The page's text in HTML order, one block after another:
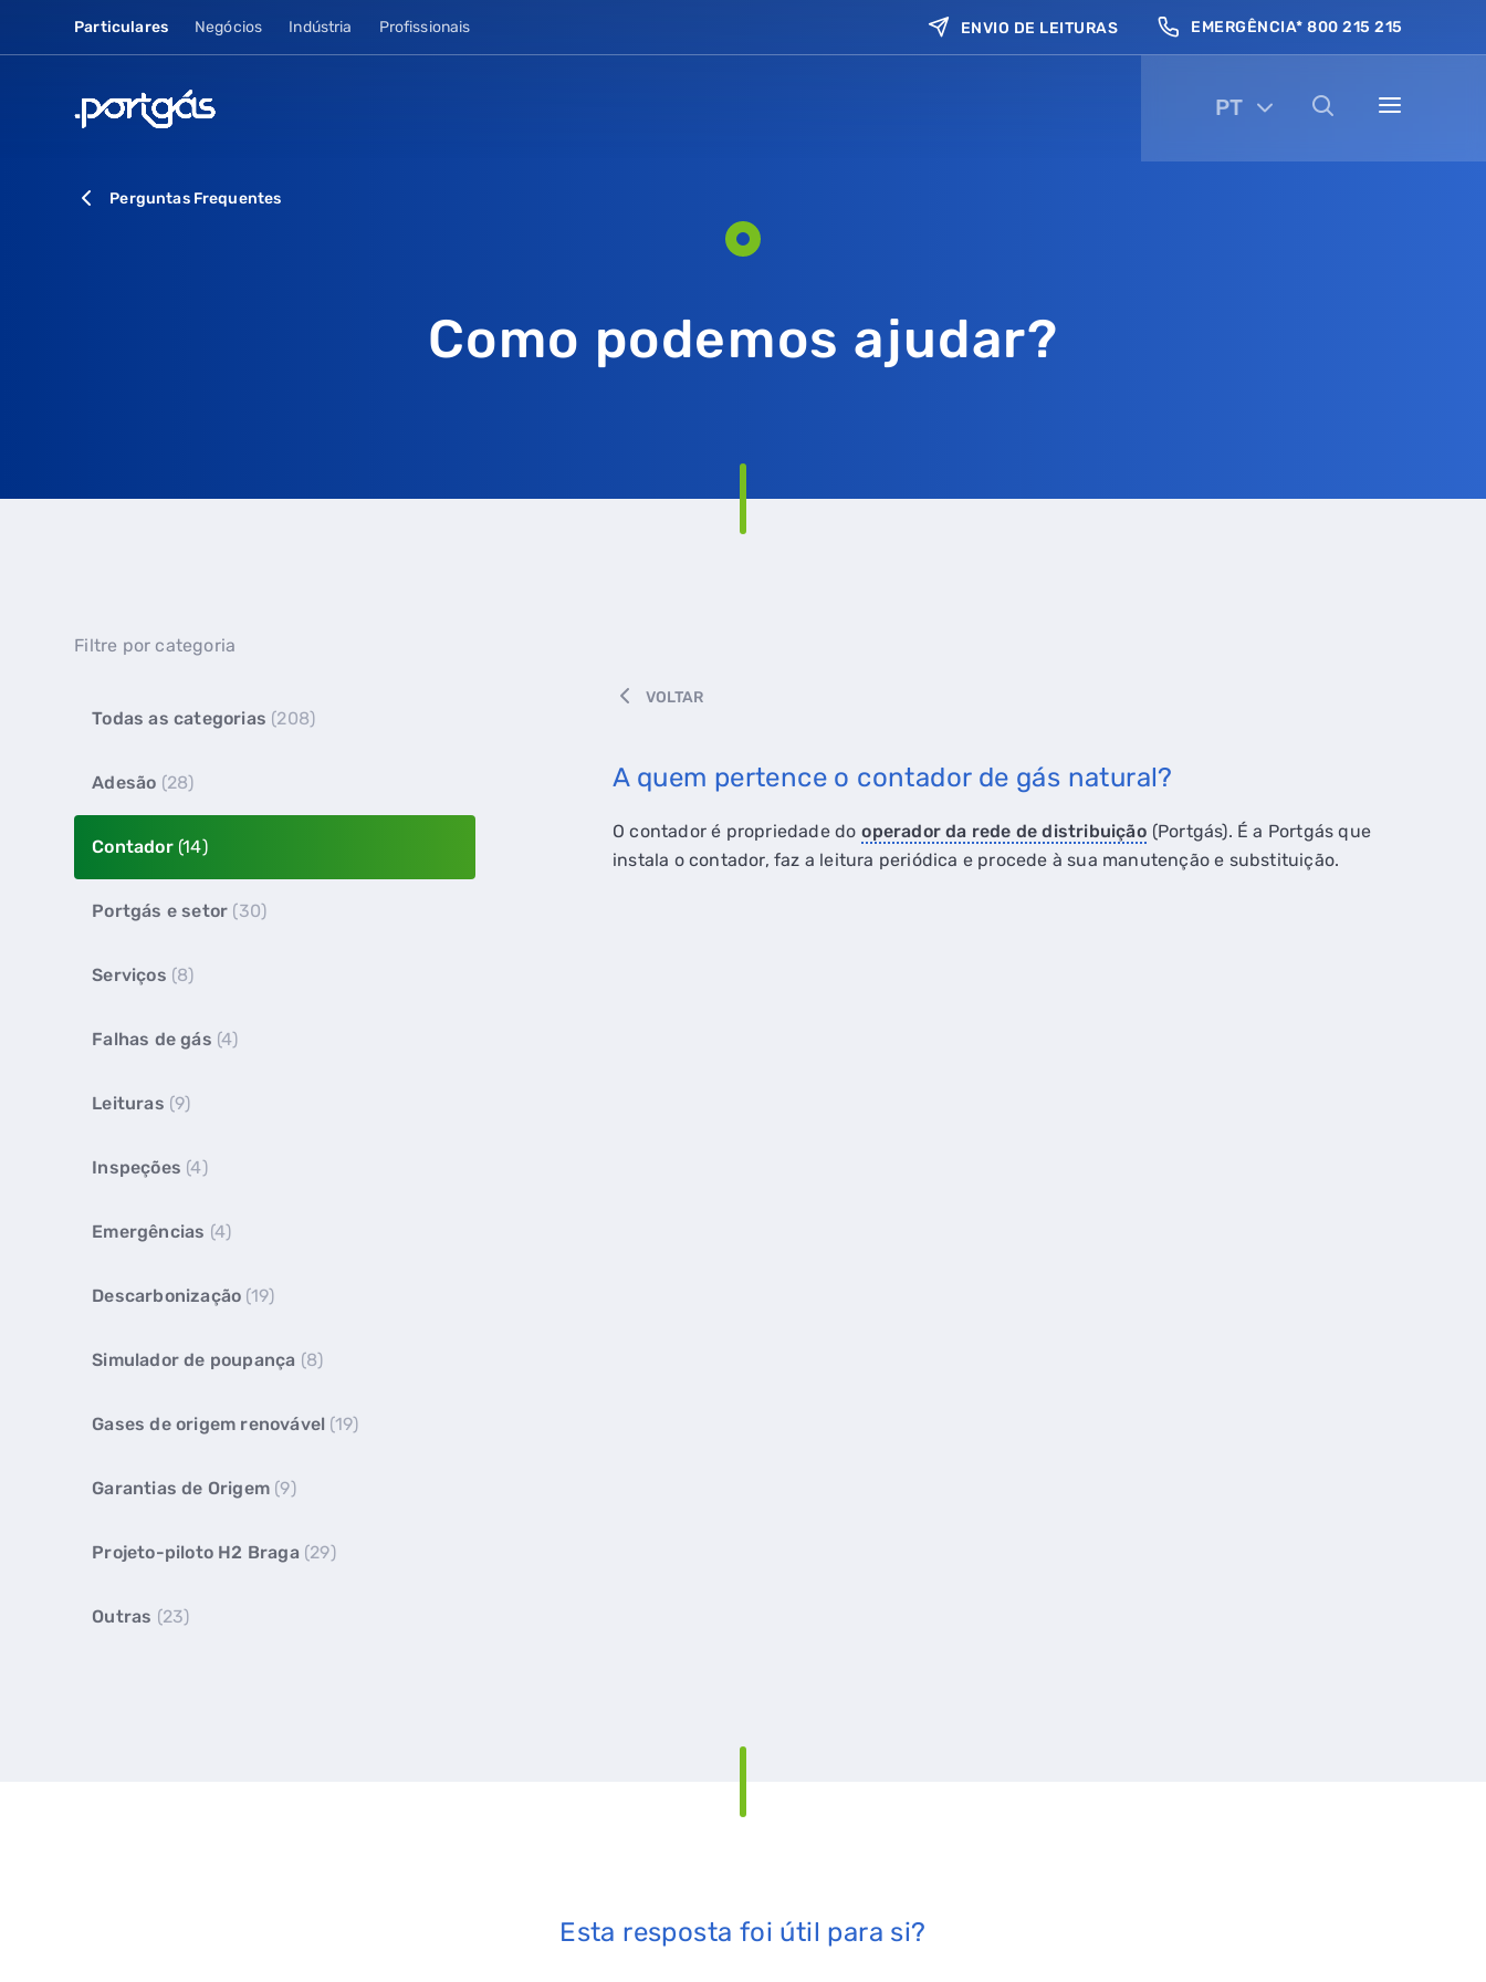
Particulares Negócios Indústria Profissionais ENVIO DE LEITURAS EMERGÊNCIA* 800 215 215
PT
Perguntas Frequentes
Como podemos ajudar?
Filtre por categoria
Todas as categorias (208)
Adesão (28)
Contador (14)
Portgás e setor (30)
Serviços (8)
Falhas de gás (4)
Leituras (9)
Inspeções (4)
Emergências (4)
Descarbonização (19)
Simulador de poupança (8)
Gases de origem renovável (19)
Garantias de Origem (9)
Projeto-piloto H2 Braga (29)
Outras (23)
VOLTAR
A quem pertence o contador de gás natural?
O contador é propriedade do operador da rede de distribuição (Portgás). É a Portgás que
instala o contador, faz a leitura periódica e procede à sua manutenção e substituição.
Esta resposta foi útil para si?